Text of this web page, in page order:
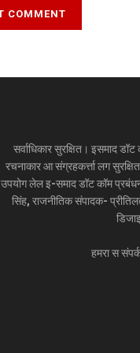
सर्वाधिकार सुरक्षित। इसमाद
रचनाकार आ संग्रहकर्त्ता लग
उपयोग लेल इ-समाद डॉट कॉम
सिंह, राजनीतिक संपादक-
हमरा स